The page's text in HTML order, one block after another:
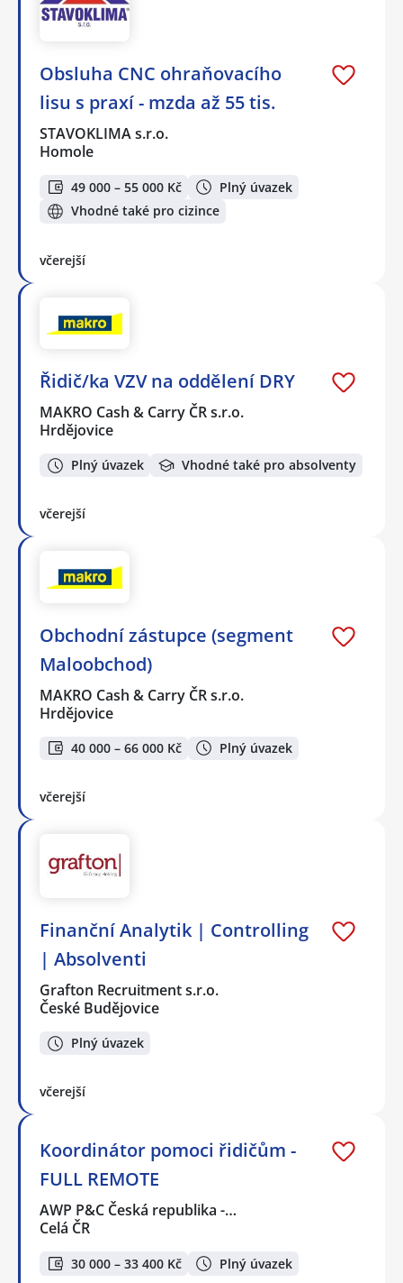
Obsluha CNC ohraňovacího
lisu s praxí - mzda až 55 tis.
STAVOKLIMA s.r.o.
Homole
49 000 – 55 000 Kč
Plný úvazek
Vhodné také pro cizince
včerejší
Řidič/ka VZV na oddělení DRY
MAKRO Cash & Carry ČR s.r.o.
Hrdějovice
Plný úvazek Vhodné také pro absolventy
včerejší
Obchodní zástupce (segment
Maloobchod)
MAKRO Cash & Carry ČR s.r.o.
Hrdějovice
40 000 – 66 000 Kč Plný úvazek
včerejší
Finanční Analytik | Controlling
| Absolventi
Grafton Recruitment s.r.o.
České Budějovice
Plný úvazek
včerejší
Koordinátor pomoci řidičům -
FULL REMOTE
AWP P&C Česká republika -…
Celá ČR
30 000 – 33 400 Kč Plný úvazek